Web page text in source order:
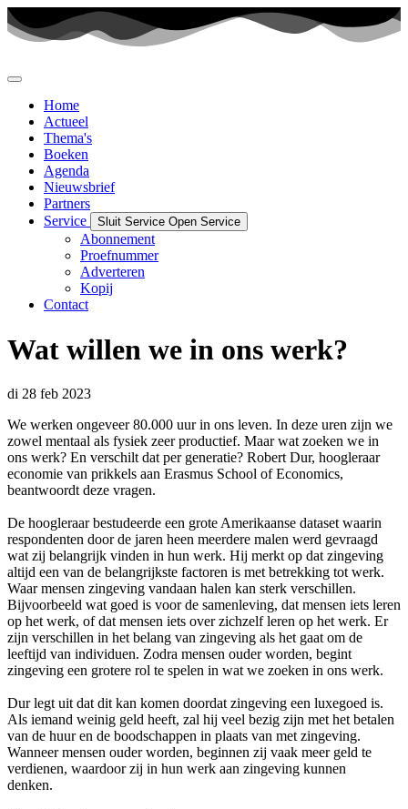
Ga
naar
Home
Actueel
Thema's
Boeken
Agenda
Nieuwsbrief
Partners
Service
Sluit Service Open Service
Abonnement
Proefnummer
Adverteren
Kopij
Contact
Wat willen we in ons werk?
di 28 feb 2023
We werken ongeveer 80.000 uur in ons leven. In deze uren zijn we
zowel mentaal als fysiek zeer productief. Maar wat zoeken we in
ons werk? En verschilt dat per generatie? Robert Dur, hoogleraar
economie van prikkels aan Erasmus School of Economics,
beantwoordt deze vragen.
De hoogleraar bestudeerde een grote Amerikaanse dataset waarin
respondenten door de jaren heen meerdere malen werd gevraagd
wat zij belangrijk vinden in hun werk. Hij merkt op dat zingeving
altijd een van de belangrijkste factoren is met betrekking tot werk.
Waar mensen zingeving vandaan halen kan sterk verschillen.
Bijvoorbeeld wat goed is voor de samenleving, dat mensen iets leren
op het werk, of dat mensen iets over zichzelf leren op het werk. Er
zijn verschillen in het belang van zingeving als het gaat om de
leeftijd van individuen. Zodra mensen ouder worden, begint
zingeving een grotere rol te spelen in wat we zoeken in ons werk.
Dur legt uit dat dit kan komen doordat zingeving een luxegoed is.
Als iemand weinig geld heeft, zal hij veel bezig zijn met het betalen
van de huur en de boodschappen in plaats van met zingeving.
Wanneer mensen ouder worden, beginnen zij vaak meer geld te
verdienen, waardoor zij in hun werk aan zingeving kunnen
denken.